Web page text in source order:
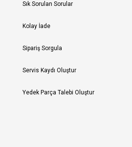
Sık Sorulan Sorular
Kolay İade
Sipariş Sorgula
Servis Kaydı Oluştur
Yedek Parça Talebi Oluştur